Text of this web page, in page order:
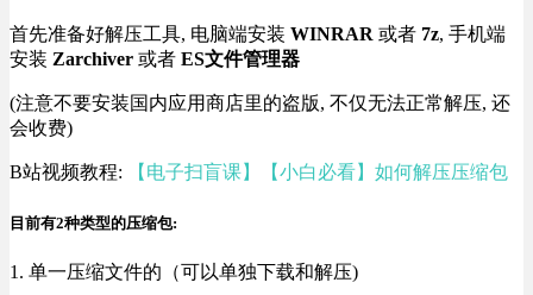
首先准备好解压工具, 电脑端安装 WINRAR 或者 7z, 手机端
安装 Zarchiver 或者 ES文件管理器
(注意不要安装国内应用商店里的盗版, 不仅无法正常解压, 还
会收费)
B站视频教程: 【电子扫盲课】【小白必看】如何解压压缩包
目前有2种类型的压缩包:
1. 单一压缩文件的（可以单独下载和解压)